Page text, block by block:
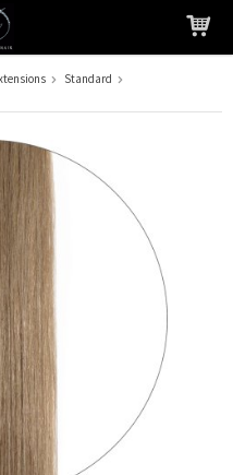
Warenkorb gelegt
Standard